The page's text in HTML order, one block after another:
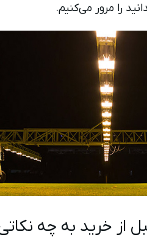
را مرور می‌کنیم.
از خرید به چه